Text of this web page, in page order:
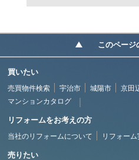
このページ
買いたい
売買物件検索 宇治市 城陽市 京田
マンションカタログ
リフォームをお考えの方
当社のリフォームについて リフォー
売りたい